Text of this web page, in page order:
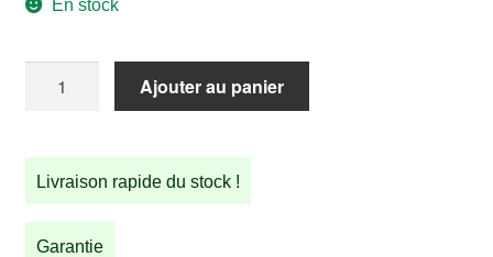
€40,00.
En stock
tube
guidon
cuivre
Ajouter au panier
Livraison rapide du stock !
Garantie